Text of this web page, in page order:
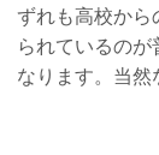
ずれも高校から
られているの
なります。当然